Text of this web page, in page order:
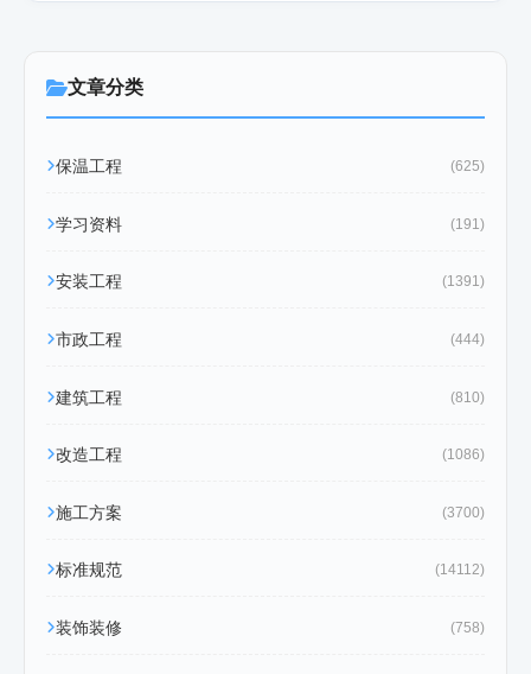
文章分类
保温工程 (625)
学习资料 (191)
安装工程 (1391)
市政工程 (444)
建筑工程 (810)
改造工程 (1086)
施工方案 (3700)
标准规范 (14112)
装饰装修 (758)